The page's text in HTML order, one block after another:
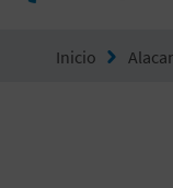
Inicio